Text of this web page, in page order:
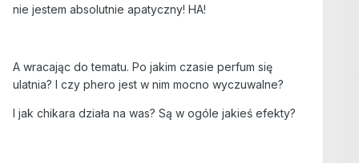
nie jestem absolutnie apatyczny! HA!
A wracając do tematu. Po jakim czasie perfum się
ulatnia? I czy phero jest w nim mocno wyczuwalne?
I jak chikara działa na was? Są w ogóle jakieś efekty?